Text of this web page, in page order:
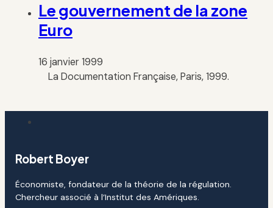
Le gouvernement de la zone
Euro
16 janvier 1999
La Documentation Française, Paris, 1999.
Robert Boyer
Économiste, fondateur de la théorie de la régulation.
Chercheur associé à l’Institut des Amériques.